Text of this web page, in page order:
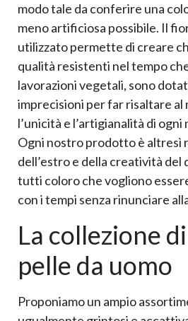
modo tale da conferire una
meno artificiosa possibile. Il
utilizzato permette di creare
qualità resistenti nel tempo
lavorazioni vegetali, sono
imprecisioni per far risaltare al
l’unicità e l’artigianalità di
Ogni nostro prodotto è altresì
dell’estro e della creatività del
tutti coloro che vogliono
con i tempi senza rinunciare
La collezione
pelle da uomo
Proponiamo un ampio